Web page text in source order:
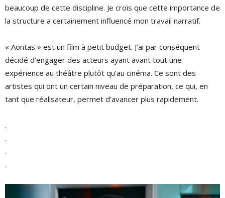
beaucoup de cette discipline. Je crois que cette importance de
la structure a certainement influencé mon travail narratif.
« Aontas » est un film à petit budget. J’ai par conséquent
décidé d’engager des acteurs ayant avant tout une
expérience au théâtre plutôt qu’au cinéma. Ce sont des
artistes qui ont un certain niveau de préparation, ce qui, en
tant que réalisateur, permet d’avancer plus rapidement.
.
.
.
.